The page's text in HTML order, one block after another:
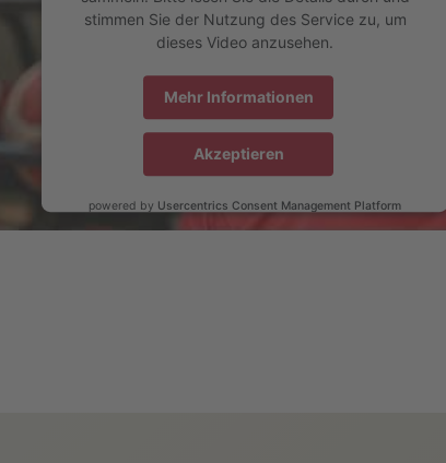
stimmen Sie der Nutzung des Service zu, um
dieses Video anzusehen.
Mehr Informationen
Akzeptieren
powered by Usercentrics Consent Management Platform